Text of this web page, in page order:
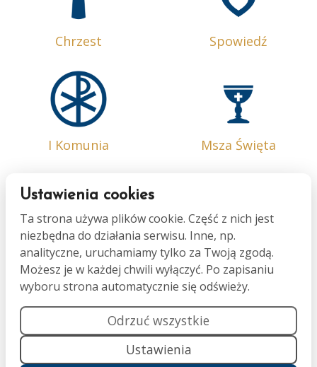
Chrzest Spowiedź
I Komunia Msza Święta
Bierzmowanie Małżeństwo
Ustawienia cookies
Ta strona używa plików cookie. Część z nich jest
niezbędna do działania serwisu. Inne, np.
analityczne, uruchamiamy tylko za Twoją zgodą.
Możesz je w każdej chwili wyłączyć. Po zapisaniu
wyboru strona automatycznie się odświeży.
Odrzuć wszystkie
Ustawienia